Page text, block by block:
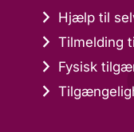
Hjælp til
Tilmelding
Fysisk